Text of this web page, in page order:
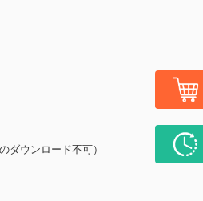
ダウンロード不可）